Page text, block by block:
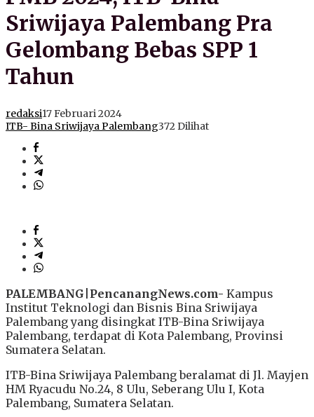
Sriwijaya Palembang Pra
Gelombang Bebas SPP 1
Tahun
redaksi17 Februari 2024
ITB- Bina Sriwijaya Palembang372 Dilihat
PALEMBANG PencanangNews.com- Kampus
Institut Teknologi dan Bisnis Bina Sriwijaya
Palembang yang disingkat ITB-Bina Sriwijaya
Palembang, terdapat di Kota Palembang, Provinsi
Sumatera Selatan.
ITB-Bina Sriwijaya Palembang beralamat di Jl. Mayjen
HM Ryacudu No.24, 8 Ulu, Seberang Ulu I, Kota
Palembang, Sumatera Selatan.